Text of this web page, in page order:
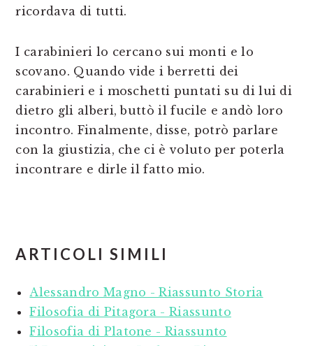
ricordava di tutti.
I carabinieri lo cercano sui monti e lo
scovano. Quando vide i berretti dei
carabinieri e i moschetti puntati su di lui di
dietro gli alberi, buttò il fucile e andò loro
incontro. Finalmente, disse, potrò parlare
con la giustizia, che ci è voluto per poterla
incontrare e dirle il fatto mio.
ARTICOLI SIMILI
Alessandro Magno - Riassunto Storia
Filosofia di Pitagora - Riassunto
Filosofia di Platone - Riassunto